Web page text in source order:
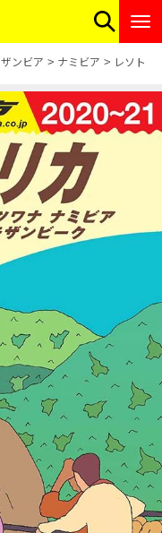
ザンビア ナミビア レソト